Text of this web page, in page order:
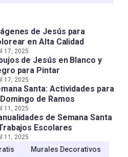
de Jesús para
en Alta Calidad
17, 2025
de Jesús en Blanco y
para Pintar
17, 2025
Santa: Actividades para
de Ramos
11, 2025
de Semana Santa
Escolares
11, 2025
Murales Decorativos